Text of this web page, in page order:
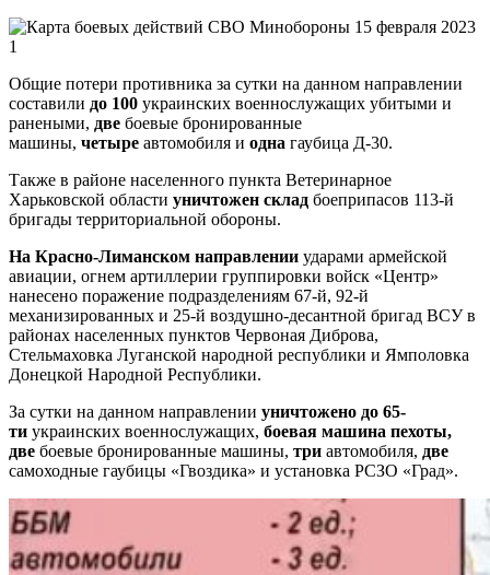
Общие потери противника за сутки на данном направлении
составили до 100 украинских военнослужащих убитыми и
ранеными, две боевые бронированные
машины, четыре автомобиля и одна гаубица Д-30.
Также в районе населенного пункта Ветеринарное
Харьковской области уничтожен склад боеприпасов 113-й
бригады территориальной обороны.
На Красно-Лиманском направлении ударами армейской
авиации, огнем артиллерии группировки войск «Центр»
нанесено поражение подразделениям 67-й, 92-й
механизированных и 25-й воздушно-десантной бригад ВСУ в
районах населенных пунктов Червоная Диброва,
Стельмаховка Луганской народной республики и Ямполовка
Донецкой Народной Республики.
За сутки на данном направлении уничтожено до 65-
ти украинских военнослужащих, боевая машина пехоты,
две боевые бронированные машины, три автомобиля, две
самоходные гаубицы «Гвоздика» и установка РСЗО «Град».